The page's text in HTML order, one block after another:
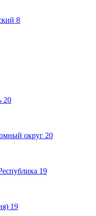
8
20
округ 20
19
19